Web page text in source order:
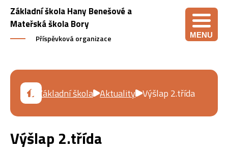
Základní škola Hany Benešové a
Mateřská škola Bory
Příspěvková organizace MENU
Základní škola Aktuality Výšlap 2.třída
Výšlap 2.třída